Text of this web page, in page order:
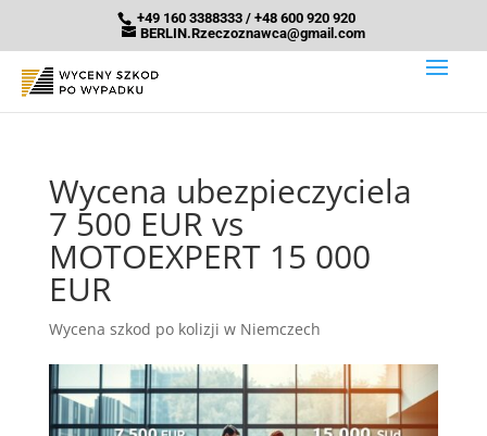
+49 160 3388333 / +48 600 920 920
BERLIN.Rzeczoznawca@gmail.com
Wycena ubezpieczyciela
7 500 EUR vs
MOTOEXPERT 15 000
EUR
Wycena szkod po kolizji w Niemczech